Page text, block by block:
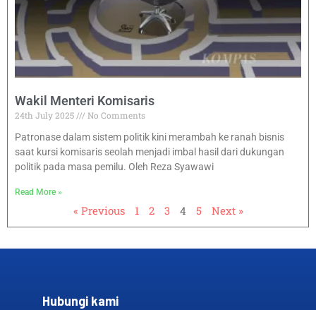
Wakil Menteri Komisaris
24th July 2025
No Comments
Patronase dalam sistem politik kini merambah ke ranah bisnis
saat kursi komisaris seolah menjadi imbal hasil dari dukungan
politik pada masa pemilu. Oleh Reza Syawawi
Read More »
« Previous 1 2 3 4 5 Next »
Hubungi kami​